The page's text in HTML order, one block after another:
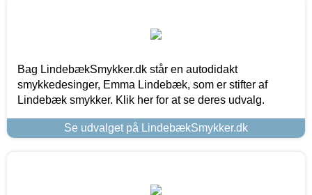
Bag LindebækSmykker.dk står en autodidakt
smykkedesinger, Emma Lindebæk, som er stifter af
Lindebæk smykker. Klik her for at se deres udvalg.
Se udvalget på LindebækSmykker.dk